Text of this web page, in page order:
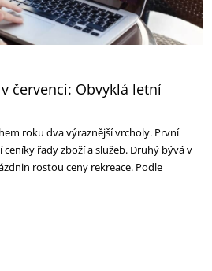
červenci: Obvyklá letní
roku dva výraznější vrcholy. První
řady zboží a služeb. Druhý bývá v
rostou ceny rekreace. Podle